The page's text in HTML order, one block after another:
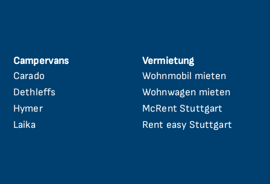
Campervans
Navigation
überspringen
Carado
Dethleffs
Hymer
Laika
Vermietung
Navigation
überspringen
Wohnmobil mieten
Wohnwagen mieten
McRent Stuttgart
Rent easy Stuttgart